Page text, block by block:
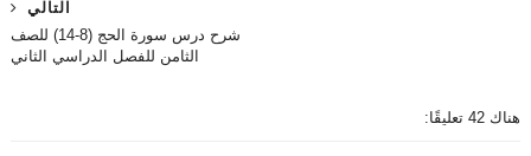
التالي
شرح درس سورة الحج (8-14) للصف
الثامن للفصل الدراسي الثاني
هناك 42 تعليقًا: